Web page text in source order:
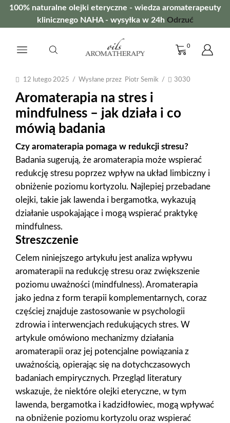
100% naturalne olejki eteryczne - wiedza aromaterapeuty
klinicznego NAHA - wysyłka w 24h Odrzuć
0
12 lutego 2025 / Wysłane przez Piotr Semik / 3030
Aromaterapia na stres i
mindfulness – jak działa i co
mówią badania
Czy aromaterapia pomaga w redukcji stresu?
Badania sugerują, że aromaterapia może wspierać
redukcję stresu poprzez wpływ na układ limbiczny i
obniżenie poziomu kortyzolu. Najlepiej przebadane
olejki, takie jak lawenda i bergamotka, wykazują
działanie uspokajające i mogą wspierać praktykę
mindfulness.
Streszczenie
Celem niniejszego artykułu jest analiza wpływu
aromaterapii na redukcję stresu oraz zwiększenie
poziomu uważności (mindfulness). Aromaterapia
jako jedna z form terapii komplementarnych, coraz
częściej znajduje zastosowanie w psychologii
zdrowia i interwencjach redukujących stres. W
artykule omówiono mechanizmy działania
aromaterapii oraz jej potencjalne powiązania z
uważnością, opierając się na dotychczasowych
badaniach empirycznych. Przegląd literatury
wskazuje, że niektóre olejki eteryczne, w tym
lawenda, bergamotka i kadzidłowiec, mogą wpływać
na obniżenie poziomu kortyzolu oraz wspierać